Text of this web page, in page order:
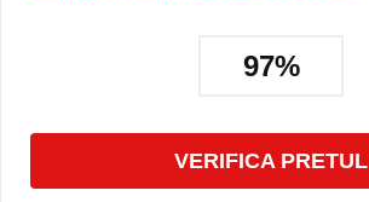
97%
VERIFICA PRETUL